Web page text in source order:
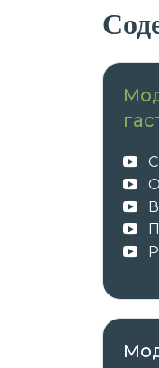
После